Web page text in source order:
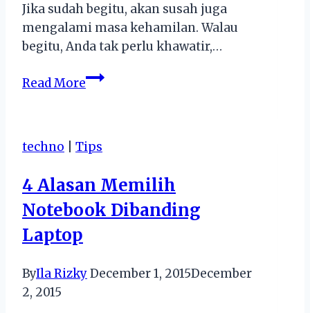
Jika sudah begitu, akan susah juga
mengalami masa kehamilan. Walau
begitu, Anda tak perlu khawatir,…
Read MoreHamil
Tips
techno Tips
4 Alasan Memilih
Notebook Dibanding
Laptop
ByIla RizkyDecember 1, 2015December
2, 2015